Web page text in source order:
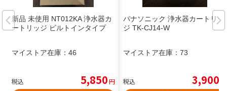
新品 未使用 NT012KA 浄水器カ
ートリッジ ビルトインタイプ
マイストア在庫： 46
税込 5,850円
パナソニック 浄水器カートリッ
ジ TK-CJ14-W
マイストア在庫： 73
税込 3,900